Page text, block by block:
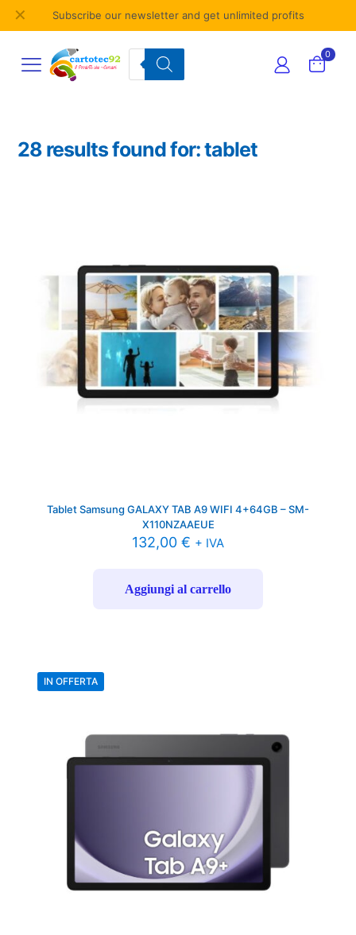
Subscribe our newsletter and get unlimited profits
✕
Products
search
0
28 results found for: tablet
Tablet Samsung GALAXY TAB A9 WIFI 4+64GB – SM-
X110NZAAEUE
132,00 € + IVA
Aggiungi al carrello
IN OFFERTA